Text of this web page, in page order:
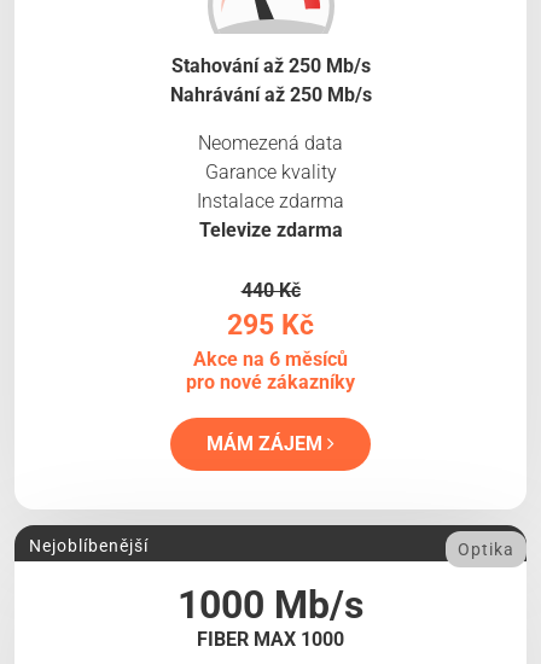
Stahování až 250 Mb/s
Nahrávání až 250 Mb/s
Neomezená data
Garance kvality
Instalace zdarma
Televize zdarma
440 Kč
295 Kč
Akce na 6 měsíců
pro nové zákazníky
MÁM ZÁJEM
1000 Mb/s
FIBER MAX 1000
Nejoblíbenější Optika